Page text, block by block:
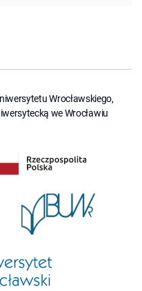
Wrocławskiego,
we Wrocławiu